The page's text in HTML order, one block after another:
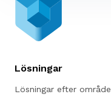
Lösningar
Lösningar efter område